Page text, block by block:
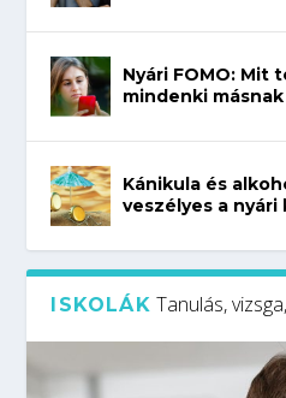
Nyári FOMO: Mit
mindenki
Kánikula és
veszélyes a
ISKOLÁK Tanulás,